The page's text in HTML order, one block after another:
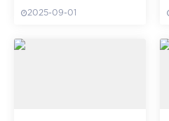
析
2025-09-01